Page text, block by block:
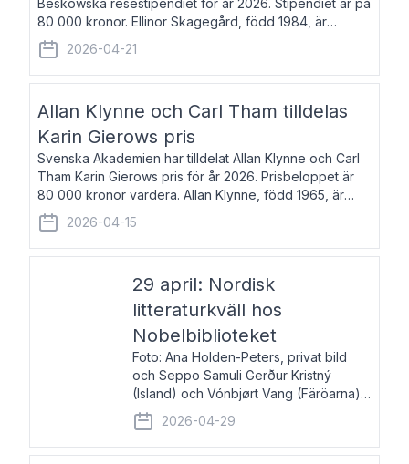
Beskowska resestipendiet för år 2026. Stipendiet är på
80 000 kronor. Ellinor Skagegård, född 1984, är
författare, journalist och musiker. Hon skriver
återkommande för Svenska Dagbladet, Ups
2026-04-21
Allan Klynne och Carl Tham tilldelas
Karin Gierows pris
Svenska Akademien har tilldelat Allan Klynne och Carl
Tham Karin Gierows pris för år 2026. Prisbeloppet är
80 000 kronor vardera. Allan Klynne, född 1965, är
arkeolog, författare, översättare och fil.dr i antikens
kultur och samhällsliv. Ut
2026-04-15
29 april: Nordisk
litteraturkväll hos
Nobelbiblioteket
Foto: Ana Holden-Peters, privat bild
och Seppo Samuli Gerður Kristný
(Island) och Vónbjørt Vang (Färöarna)
läser ur sina verk och samtalar med
John Swedenmark. De läser upp på
färöiska, isländska och svenska och
2026-04-29